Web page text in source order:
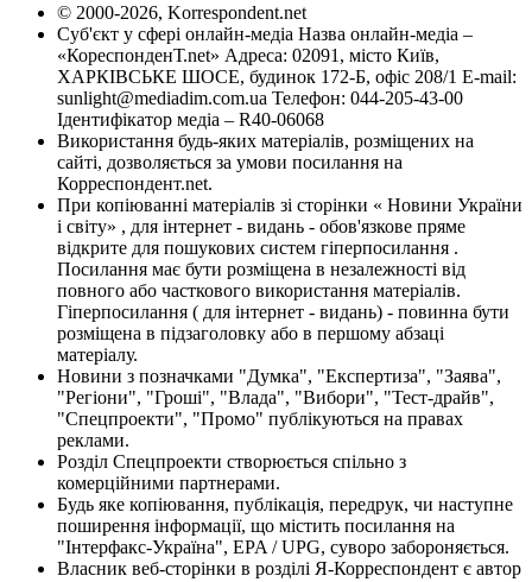
© 2000-2026, Korrespondent.net
Суб'єкт у сфері онлайн-медіа Назва онлайн-медіа –
«КореспонденТ.net» Адреса: 02091, місто Київ,
ХАРКІВСЬКЕ ШОСЕ, будинок 172-Б, офіс 208/1 E-mail:
sunlight@mediadim.com.ua Телефон: 044-205-43-00
Ідентифікатор медіа – R40-06068
Використання будь-яких матеріалів, розміщених на
сайті, дозволяється за умови посилання на
Корреспондент.net.
При копіюванні матеріалів зі сторінки « Новини України
і світу» , для інтернет - видань - обов'язкове пряме
відкрите для пошукових систем гіперпосилання .
Посилання має бути розміщена в незалежності від
повного або часткового використання матеріалів.
Гіперпосилання ( для інтернет - видань) - повинна бути
розміщена в підзаголовку або в першому абзаці
матеріалу.
Новини з позначками "Думка", "Експертиза", "Заява",
"Регіони", "Гроші", "Влада", "Вибори", "Тест-драйв",
"Спецпроекти", "Промо" публікуються на правах
реклами.
Розділ Спецпроекти створюється спільно з
комерційними партнерами.
Будь яке копіювання, публікація, передрук, чи наступне
поширення інформації, що містить посилання на
"Інтерфакс-Україна", EPA / UPG, суворо забороняється.
Власник веб-сторінки в розділі Я-Корреспондент є автор